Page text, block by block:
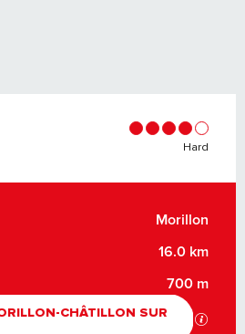
Hard
Morillon
16.0 km
700 m
CHÂTILLON SUR
GPX /